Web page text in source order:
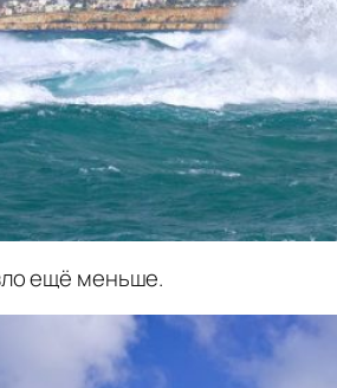
ещё меньше.